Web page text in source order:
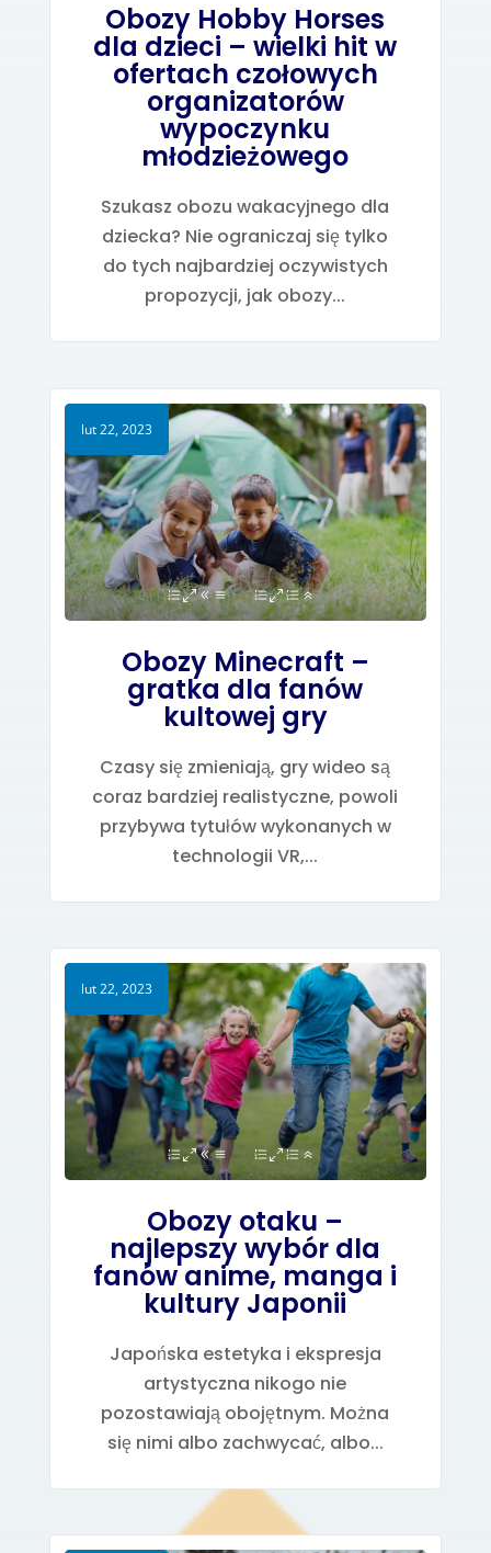
Obozy Hobby Horses
dla dzieci – wielki hit w
ofertach czołowych
organizatorów
wypoczynku
młodzieżowego
Szukasz obozu wakacyjnego dla
dziecka? Nie ograniczaj się tylko
do tych najbardziej oczywistych
propozycji, jak obozy...
lut 22, 2023
Obozy Minecraft –
gratka dla fanów
kultowej gry
Czasy się zmieniają, gry wideo są
coraz bardziej realistyczne, powoli
przybywa tytułów wykonanych w
technologii VR,...
lut 22, 2023
Obozy otaku –
najlepszy wybór dla
fanów anime, manga i
kultury Japonii
Japońska estetyka i ekspresja
artystyczna nikogo nie
pozostawiają obojętnym. Można
się nimi albo zachwycać, albo...